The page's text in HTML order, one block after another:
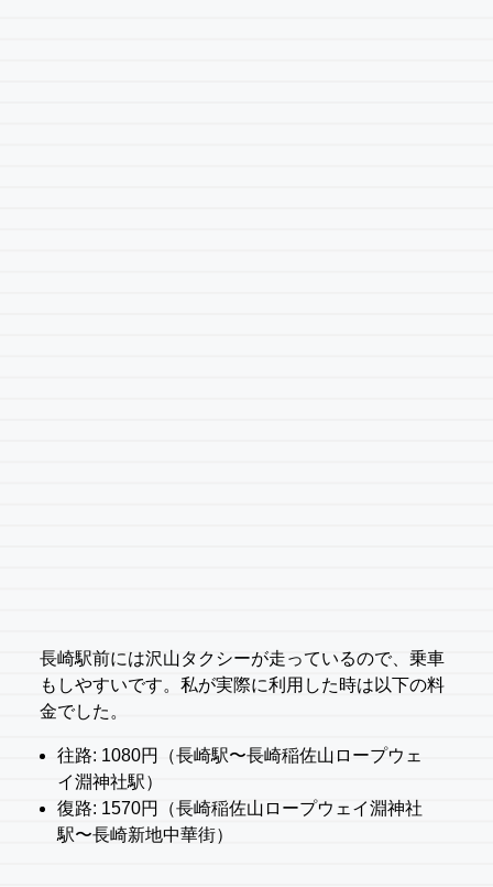
長崎駅前には沢山タクシーが走っているので、乗車
もしやすいです。私が実際に利用した時は以下の料
金でした。
往路: 1080円（長崎駅〜長崎稲佐山ロープウェ
イ淵神社駅）
復路: 1570円（長崎稲佐山ロープウェイ淵神社
駅〜長崎新地中華街）